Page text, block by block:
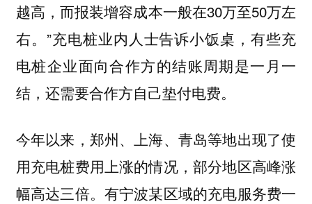
越高，而报装增容成本一般在30万至50万左
右。”充电桩业内人士告诉小饭桌，有些充
电桩企业面向合作方的结账周期是一月一
结，还需要合作方自己垫付电费。
今年以来，郑州、上海、青岛等地出现了使
用充电桩费用上涨的情况，部分地区高峰涨
幅高达三倍。有宁波某区域的充电服务费一